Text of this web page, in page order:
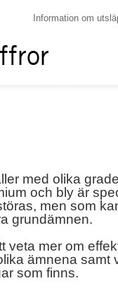
Information om
med olika
och bly är
men som
grundämnen.
veta mer om
ämnena samt
som finns.